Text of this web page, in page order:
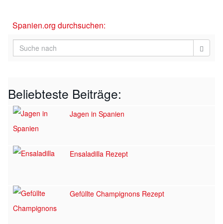
Spanien.org durchsuchen:
Beliebteste Beiträge:
Jagen in Spanien
Ensaladilla Rezept
Gefüllte Champignons Rezept